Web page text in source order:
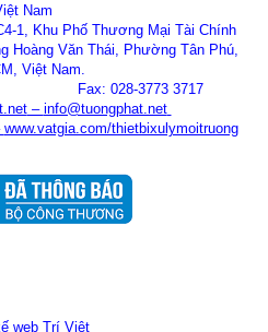
Nam
1, Khu Phố Thương Mại Tài Chính
Hoàng Văn Thái, Phường Tân Phú,
Việt Nam.
Fax: 028-3773 3717
– info@tuongphat.net
www.vatgia.com/thietbixulymoitruong
web Trí Việt